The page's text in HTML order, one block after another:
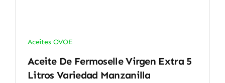
Aceites OVOE
Aceite De Fermoselle Virgen Extra 5
Litros Variedad Manzanilla